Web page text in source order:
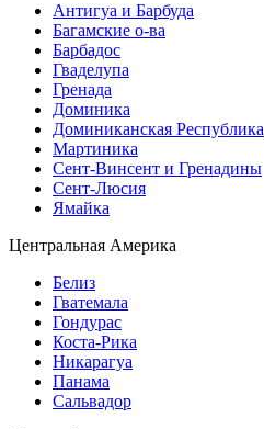
Антигуа и Барбуда
Багамские о-ва
Барбадос
Гваделупа
Гренада
Доминика
Доминиканская Республика
Мартиника
Сент-Винсент и Гренадины
Сент-Люсия
Ямайка
Центральная Америка
Белиз
Гватемала
Гондурас
Коста-Рика
Никарагуа
Панама
Сальвадор